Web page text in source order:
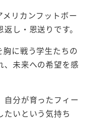
リカンフットボー
し・恩送りです。
に戦う学生たちの
、未来への希望を感
自分が育ったフィー
たいという気持ち